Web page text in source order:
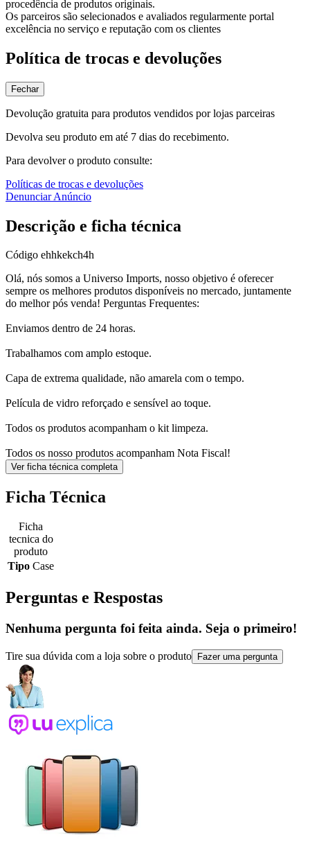
procedência de produtos originais.
Os parceiros são selecionados e avaliados regularmente portal
excelência no serviço e reputação com os clientes
Política de trocas e devoluções
Fechar
Devolução gratuita para produtos vendidos por lojas parceiras
Devolva seu produto em até 7 dias do recebimento.
Para devolver o produto consulte:
Políticas de trocas e devoluções
Denunciar Anúncio
Descrição e ficha técnica
Código ehhkekch4h
Olá, nós somos a Universo Imports, nosso objetivo é oferecer
sempre os melhores produtos disponíveis no mercado, juntamente
do melhor pós venda! Perguntas Frequentes:
Enviamos dentro de 24 horas.
Trabalhamos com amplo estoque.
Capa de extrema qualidade, não amarela com o tempo.
Película de vidro reforçado e sensível ao toque.
Todos os produtos acompanham o kit limpeza.
Todos os nosso produtos acompanham Nota Fiscal!
Ver ficha técnica completa
Ficha Técnica
Ficha
tecnica do
produto
Tipo Case
Perguntas e Respostas
Nenhuma pergunta foi feita ainda. Seja o primeiro!
Tire sua dúvida com a loja sobre o produto Fazer uma pergunta